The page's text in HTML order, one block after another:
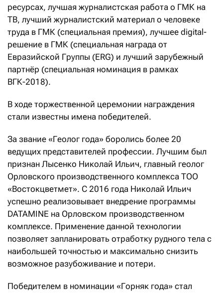
ресурсах, лучшая журналистская работа о ГМК на
ТВ, лучший журналистский материал о человеке
труда в ГМК (специальная премия), лучшее digital-
решение в ГМК (специальная награда от
Евразийской Группы (ERG) и лучший зарубежный
партнёр (специальная номинация в рамках
ВГК-2018).
В ходе торжественной церемонии награждения
стали известны имена победителей.
За звание «Геолог года» боролись более 20
ведущих представителей профессии. Лучшим был
признан Лысенко Николай Ильич, главный геолог
Орловского производственного комплекса ТОО
«Востокцветмет». С 2016 года Николай Ильич
успешно реализовывает внедрение программы
DATAMINE на Орловском производственном
комплексе. Применение данной технологии
позволяет запланировать отработку рудного тела с
наибольшей точностью и максимально снизить
возможное разубоживание и потери.
Победителем в номинации «Горняк года» стал